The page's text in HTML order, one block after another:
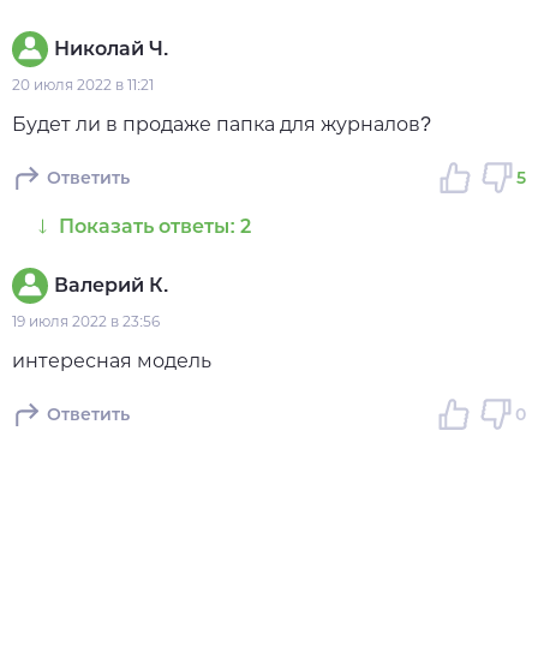
Николай Ч.
20 июля 2022 в 11:21
Будет ли в продаже папка для журналов?
Ответить 5
Показать ответы: 2
Валерий К.
19 июля 2022 в 23:56
интересная модель
Ответить 0